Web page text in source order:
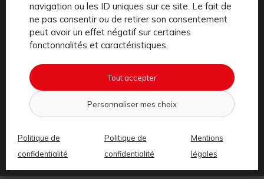
navigation ou les ID uniques sur ce site. Le fait de
ne pas consentir ou de retirer son consentement
peut avoir un effet négatif sur certaines
fonctonnalités et caractéristiques.
Tout accepter
Personnaliser mes choix
Politique de
confidentialité
Politique de
confidentialité
Mentions
légales
RED-WILL : la solution
idéale avec le forfait
mobilités durables
Si vous souhaitez opter pour un vélo électrique pour vos
trajets domicile-travail, l’abonnement RED-WILL est une
excellente solution. Grâce àRED-WILL, vous pouvez